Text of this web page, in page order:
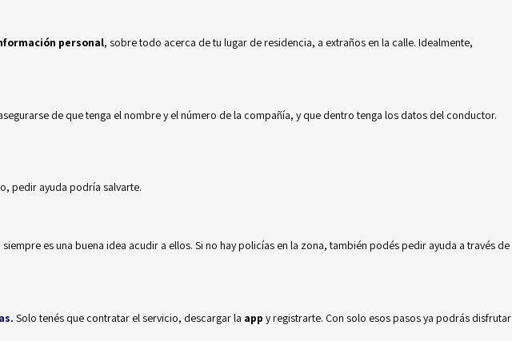
personal, sobre todo acerca de tu lugar de residencia, a extraños en la calle. Idealmente,
de que tenga el nombre y el número de la compañía, y que dentro tenga los datos del conductor.
pedir ayuda podría salvarte.
es una buena idea acudir a ellos. Si no hay policías en la zona, también podés pedir ayuda a través de
. Solo tenés que contratar el servicio, descargar la app y registrarte. Con solo esos pasos ya podrás disfrutar